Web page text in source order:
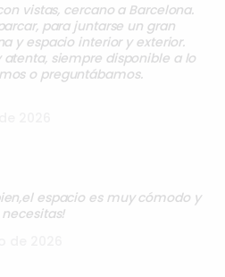
vistas, cercano a Barcelona.
para juntarse un gran
y espacio interior y exterior.
siempre disponible a lo
o preguntábamos.
espacio es muy cómodo y